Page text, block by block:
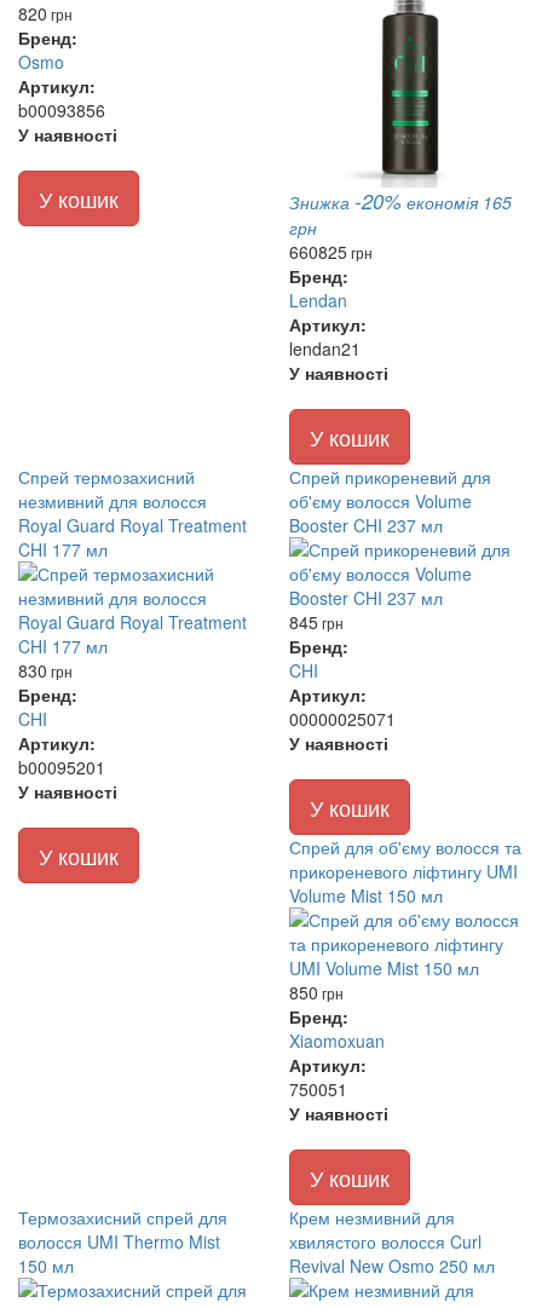
820 грн
Бренд:
Osmo
Артикул:
b00093856
У наявності
У кошик Знижка -20% економія 165
грн
660825грн
Бренд:
Lendan
Артикул:
lendan21
У наявності
У кошик
Спрей термозахисний
незмивний для волосся
Royal Guard Royal Treatment
CHI 177 мл
830 грн
Бренд:
CHI
Артикул:
b00095201
У наявності
У кошик
Спрей прикореневий для
об'єму волосся Volume
Booster CHI 237 мл
845грн
Бренд:
CHI
Артикул:
00000025071
У наявності
У кошик
Спрей для об'єму волосся та
прикореневого ліфтингу UMI
Volume Mist 150 мл
850 грн
Бренд:
Xiaomoxuan
Артикул:
750051
У наявності
У кошик
Термозахисний спрей для
волосся UMI Thermo Mist
150 мл
Крем незмивний для
хвилястого волосся Curl
Revival New Osmo 250 мл